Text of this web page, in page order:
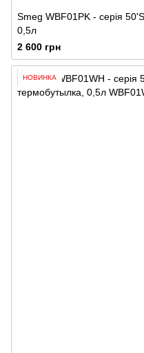
Smeg WBF01PK - серія
0,5л
2 600 грн
НОВИНКА